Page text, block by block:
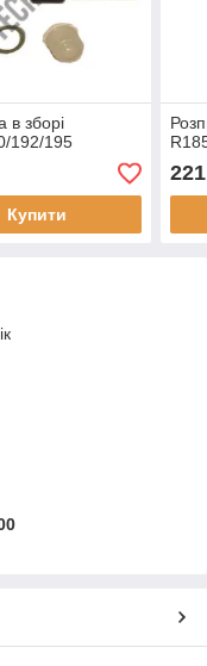
в зборі
192/195
Купити
221